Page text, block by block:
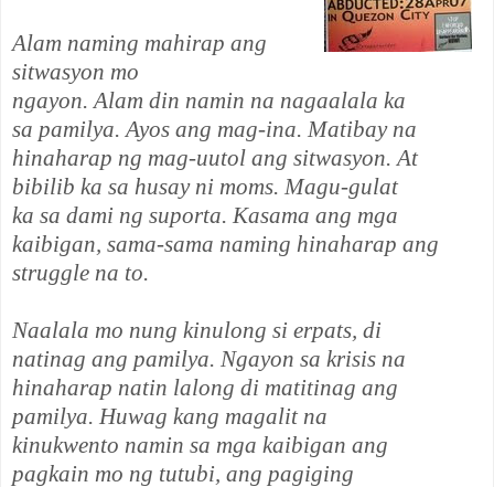
Alam naming mahirap ang
sitwasyon mo
ngayon. Alam din namin na nagaalala ka
sa pamilya. Ayos ang mag-ina. Matibay na
hinaharap ng mag-uutol ang sitwasyon. At
bibilib ka sa husay ni moms. Magu-gulat
ka sa dami ng suporta. Kasama ang mga
kaibigan, sama-sama naming hinaharap ang
struggle na to.
Naalala mo nung kinulong si erpats, di
natinag ang pamilya. Ngayon sa krisis na
hinaharap natin lalong di matitinag ang
pamilya. Huwag kang magalit na
kinukwento namin sa mga kaibigan ang
pagkain mo ng tutubi, ang pagiging